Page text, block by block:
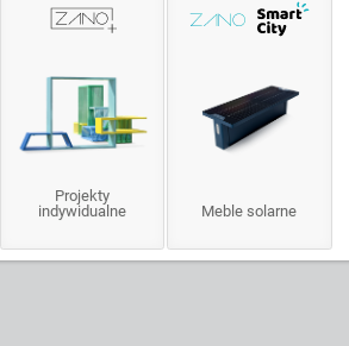
Projekty
indywidualne
Meble solarne